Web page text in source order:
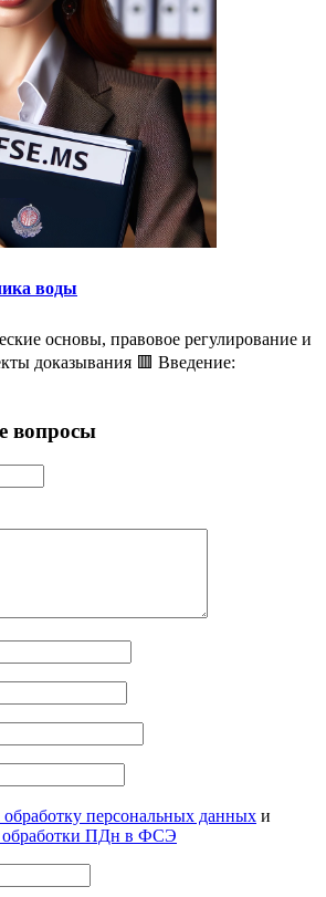
воды
основы, правовое регулирование и
доказывания 🟥 Введение:
вопросы
обработку персональных данных и
обработки ПДн в ФСЭ